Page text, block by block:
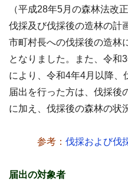
（平成28年5月の森林法改
伐採及び伐採後の造林の計
市町村長への伐採後の造林
となりました。また、令和
により、令和4年4月以降、
届出を行った方は、伐採後
に加え、伐採後の森林の状
参考： 伐採および伐
届出の対象者